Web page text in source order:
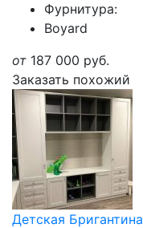
Фурнитура:
Boyard
от 187 000 руб.
Заказать похожий
Детская Бригантина